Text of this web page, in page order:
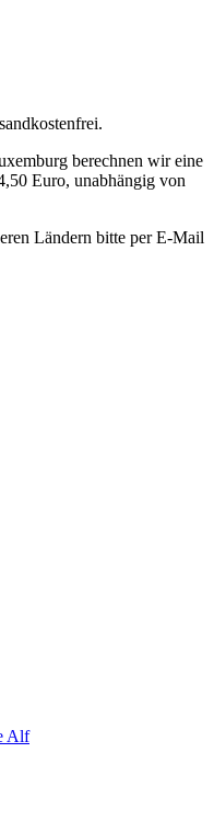
berechnen wir eine
Euro, unabhängig von
Ländern bitte per E-Mail
Alf